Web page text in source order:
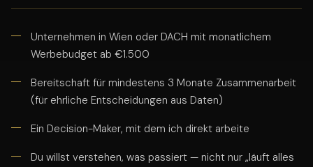
Unternehmen in Wien oder DACH mit monatlichem
Werbebudget ab €1.500
Bereitschaft für mindestens 3 Monate Zusammenarbeit
(für ehrliche Entscheidungen aus Daten)
Ein Decision-Maker, mit dem ich direkt arbeite
Du willst verstehen, was passiert — nicht nur „läuft alles